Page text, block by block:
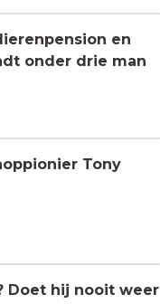
en
onder drie man
Tony
Doet hij nooit weer